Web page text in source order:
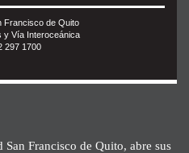
Francisco de Quito
y Vía Interoceánica
297 1700
Francisco de Quito, abre sus